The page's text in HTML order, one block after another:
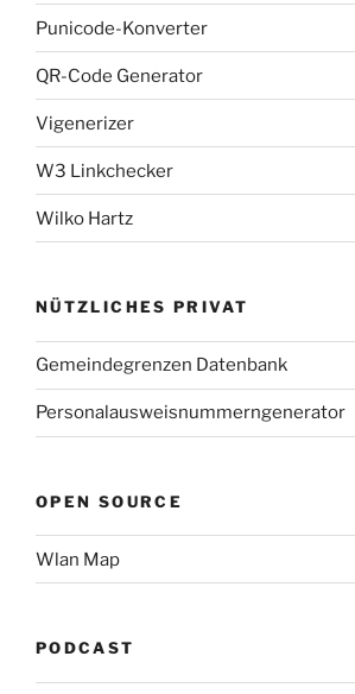
Punicode-Konverter
QR-Code Generator
Vigenerizer
W3 Linkchecker
Wilko Hartz
NÜTZLICHES PRIVAT
Gemeindegrenzen Datenbank
Personalausweisnummerngenerator
OPEN SOURCE
Wlan Map
PODCAST